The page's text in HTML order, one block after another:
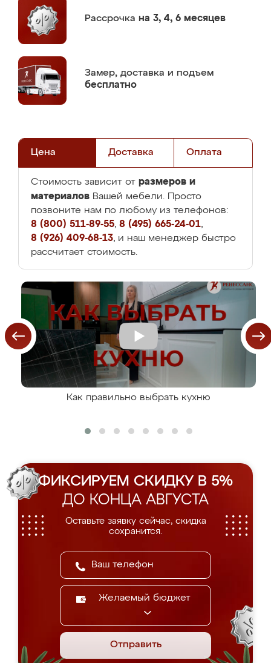
Рассрочка на 3, 4, 6 месяцев
Замер, доставка и подъем
бесплатно
Цена Доставка Оплата
Стоимость зависит от размеров и
материалов Вашей мебели. Просто
позвоните нам по любому из телефонов:
8 (800) 511-89-55, 8 (495) 665-24-01,
8 (926) 409-68-13, и наш менеджер быстро
рассчитает стоимость.
Как правильно выбрать кухню
ФИКСИРУЕМ СКИДКУ В 5%
ДО КОНЦА АВГУСТА
Оставьте заявку сейчас, скидка
сохранится.
Желаемый бюджет
Отправить